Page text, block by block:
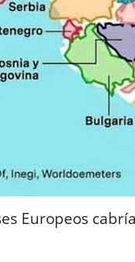
Europeos